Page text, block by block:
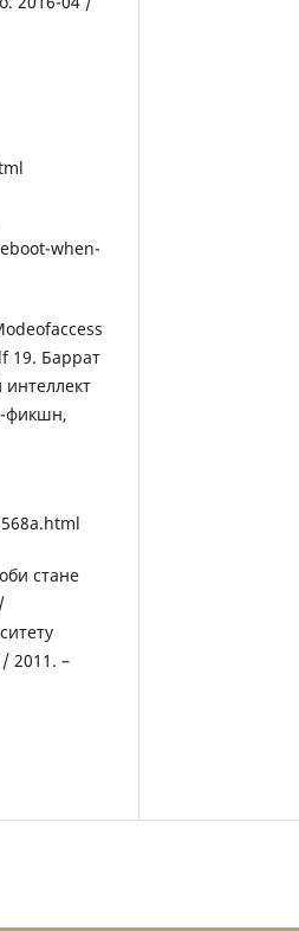
when-
19. Баррат
фикшн,
стане
2011. –